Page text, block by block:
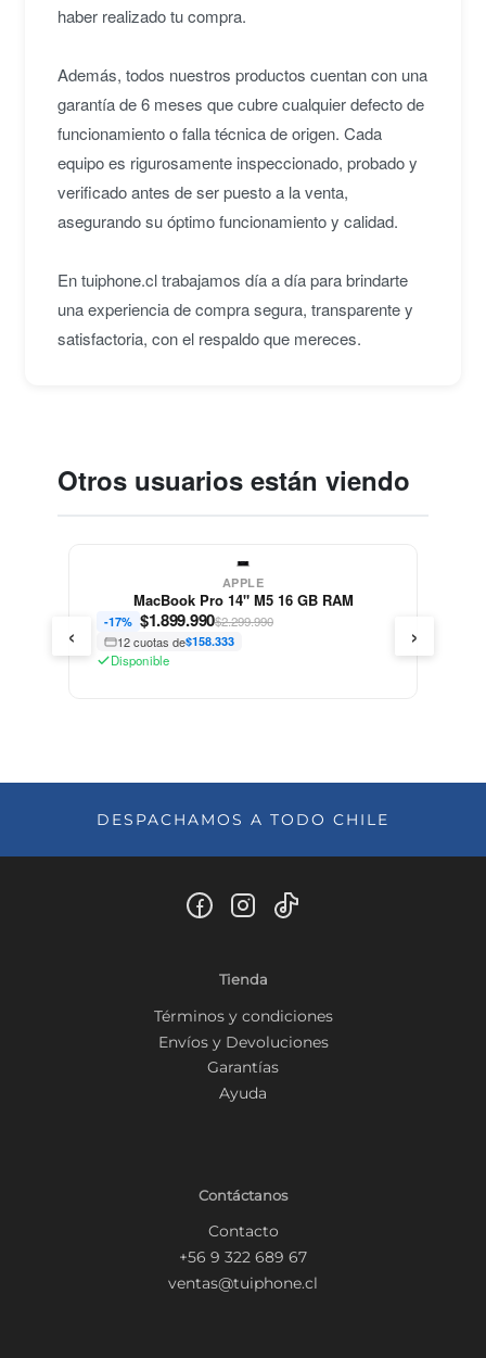
haber realizado tu compra.
Además, todos nuestros productos cuentan con una
garantía de 6 meses que cubre cualquier defecto de
funcionamiento o falla técnica de origen. Cada
equipo es rigurosamente inspeccionado, probado y
verificado antes de ser puesto a la venta,
asegurando su óptimo funcionamiento y calidad.
En tuiphone.cl trabajamos día a día para brindarte
una experiencia de compra segura, transparente y
satisfactoria, con el respaldo que mereces.
Otros usuarios están viendo
MacBook Air 13" i5 4GB RAM
-48% $249.990$479.990
12 cuotas de
‹ ›
DESPACHAMOS A TODO CHILE
Tienda
Términos y condiciones
Envíos y Devoluciones
Garantías
Ayuda
Contáctanos
Contacto
+56 9 322 689 67
ventas@tuiphone.cl